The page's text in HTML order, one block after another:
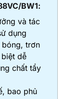
BW1:
và tác
dụng
bóng, trơn
dễ
chất tẩy
bao phủ